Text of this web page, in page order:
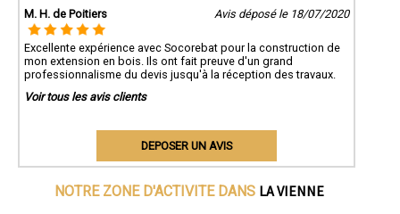
M. H. de Poitiers Avis déposé le 18/07/2020
Excellente expérience avec Socorebat pour la construction de
mon extension en bois. Ils ont fait preuve d'un grand
professionnalisme du devis jusqu'à la réception des travaux.
Voir tous les avis clients
DEPOSER UN AVIS
NOTRE ZONE D'ACTIVITE DANS LA VIENNE